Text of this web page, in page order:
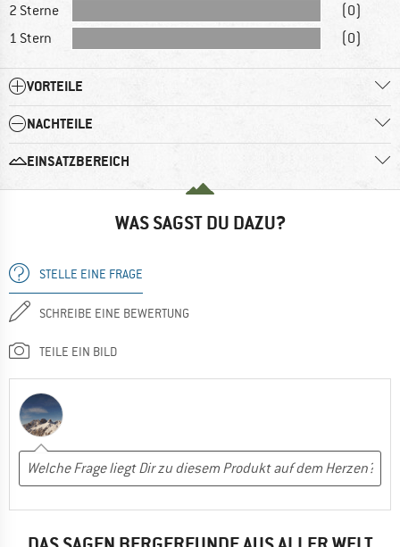
2 Sterne
(0)
1 Stern
(0)
VORTEILE
NACHTEILE
EINSATZBEREICH
WAS SAGST DU DAZU?
STELLE EINE FRAGE
SCHREIBE EINE BEWERTUNG
TEILE EIN BILD